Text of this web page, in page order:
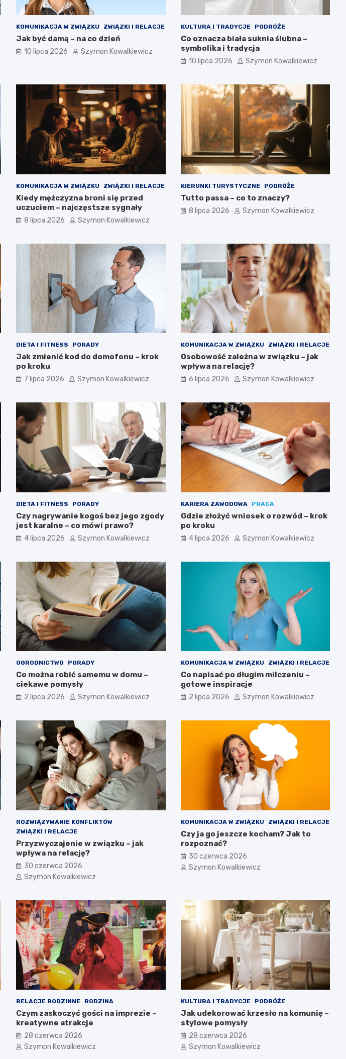
KOMUNIKACJA W ZWIĄZKU ZWIĄZKI I RELACJE
Jak być damą – na co dzień
10 lipca 2026 Szymon Kowalkiewicz
KULTURA I TRADYCJE PODRÓŻE
Co oznacza biała suknia ślubna –
symbolika i tradycja
10 lipca 2026 Szymon Kowalkiewicz
KOMUNIKACJA W ZWIĄZKU ZWIĄZKI I RELACJE
Kiedy mężczyzna broni się przed
uczuciem – najczęstsze sygnały
8 lipca 2026 Szymon Kowalkiewicz
KIERUNKI TURYSTYCZNE PODRÓŻE
Tutto passa – co to znaczy?
8 lipca 2026 Szymon Kowalkiewicz
DIETA I FITNESS PORADY
Jak zmienić kod do domofonu – krok
po kroku
7 lipca 2026 Szymon Kowalkiewicz
KOMUNIKACJA W ZWIĄZKU ZWIĄZKI I RELACJE
Osobowość zależna w związku – jak
wpływa na relację?
6 lipca 2026 Szymon Kowalkiewicz
DIETA I FITNESS PORADY
Czy nagrywanie kogoś bez jego zgody
jest karalne – co mówi prawo?
4 lipca 2026 Szymon Kowalkiewicz
KARIERA ZAWODOWA PRACA
Gdzie złożyć wniosek o rozwód – krok
po kroku
4 lipca 2026 Szymon Kowalkiewicz
OGRODNICTWO PORADY
Co można robić samemu w domu –
ciekawe pomysły
2 lipca 2026 Szymon Kowalkiewicz
KOMUNIKACJA W ZWIĄZKU ZWIĄZKI I RELACJE
Co napisać po długim milczeniu –
gotowe inspiracje
2 lipca 2026 Szymon Kowalkiewicz
ROZWIĄZYWANIE KONFLIKTÓW
ZWIĄZKI I RELACJE
Przyzwyczajenie w związku – jak
wpływa na relację?
30 czerwca 2026
Szymon Kowalkiewicz
KOMUNIKACJA W ZWIĄZKU ZWIĄZKI I RELACJE
Czy ja go jeszcze kocham? Jak to
rozpoznać?
30 czerwca 2026
Szymon Kowalkiewicz
RELACJE RODZINNE RODZINA
Czym zaskoczyć gości na imprezie –
kreatywne atrakcje
28 czerwca 2026
Szymon Kowalkiewicz
KULTURA I TRADYCJE PODRÓŻE
Jak udekorować krzesło na komunię –
stylowe pomysły
28 czerwca 2026
Szymon Kowalkiewicz